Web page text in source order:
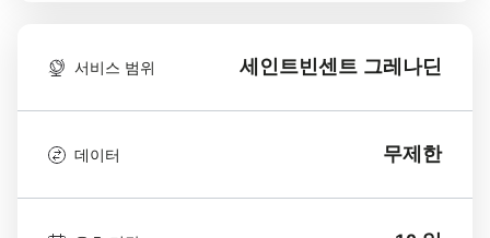
서비스 범위 세인트빈센트 그레나딘
데이터 무제한